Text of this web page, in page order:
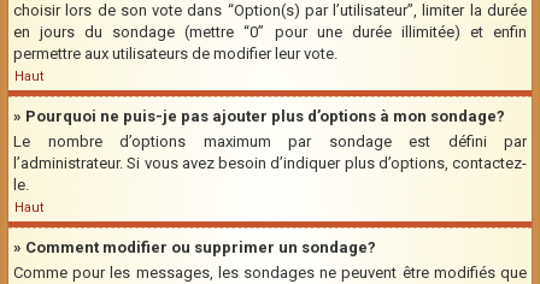
choisir lors de son vote dans “Option(s) par l’utilisateur”, limiter la durée
en jours du sondage (mettre “0” pour une durée illimitée) et enfin
permettre aux utilisateurs de modifier leur vote.
Haut
» Pourquoi ne puis-je pas ajouter plus d’options à mon sondage?
Le nombre d’options maximum par sondage est défini par
l’administrateur. Si vous avez besoin d’indiquer plus d’options, contactez-
le.
Haut
» Comment modifier ou supprimer un sondage?
Comme pour les messages, les sondages ne peuvent être modifiés que